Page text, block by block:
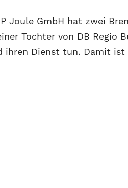
Joule GmbH hat zwei
Tochter von DB Regio
ihren Dienst tun. Damit ist